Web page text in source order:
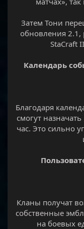
Затем Тони
обновления 2.1,
StaCraft
Календарь
Благодаря
смогут
час. Это сильно
Кланы получат
собственные
на боевых